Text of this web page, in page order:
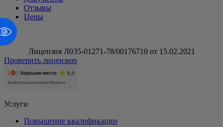
Отзывы
Цены
Лицензия Л035-01271-78/00176710 от 15.02.2021
Проверить лицензию
Услуги
Повышение квалификации